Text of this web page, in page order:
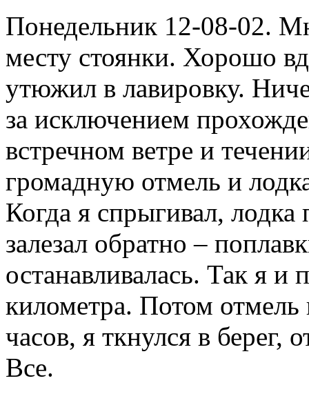
Понедельник 12-08-02.
месту стоянки. Хорошо
утюжил в лавировку.
за исключением
встречном ветре и
громадную отмель и
Когда я спрыгивал, лодка
залезал обратно –
останавливалась. Так я
километра. Потом
часов, я ткнулся в берег,
Все.